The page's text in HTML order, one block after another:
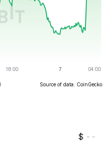
Source of data: CoinGecko
--